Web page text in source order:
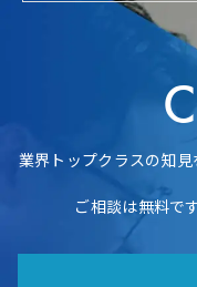
業界トップクラスの知
ご相談は無料で